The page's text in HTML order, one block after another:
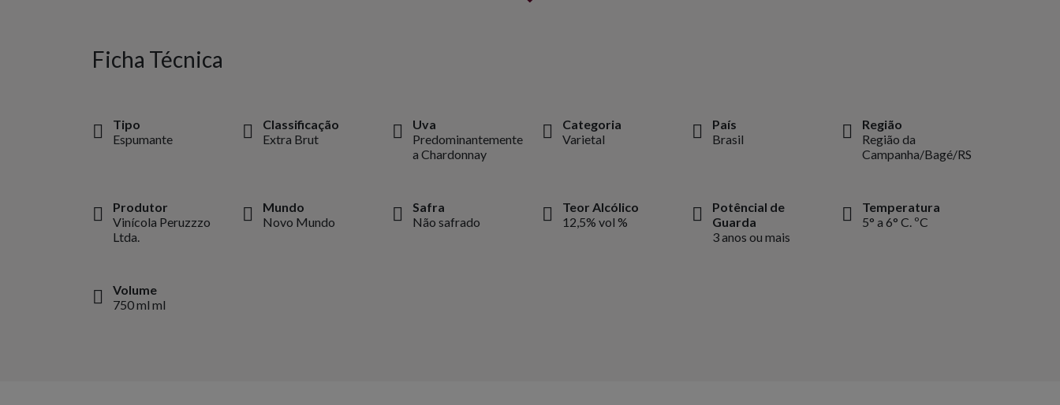
Ficha Técnica
Tipo
Espumante
Classificação
Extra Brut
Uva
Predominantemente
a Chardonnay
Categoria
Varietal
País
Brasil
Região
Região da
Campanha/Bagé/RS
Produtor
Vinícola Peruzzzo
Ltda.
Mundo
Novo Mundo
Safra
Não safrado
Teor Alcólico
12,5% vol %
Potêncial de
Guarda
3 anos ou mais
Temperatura
5° a 6° C. ºC
Volume
750 ml ml